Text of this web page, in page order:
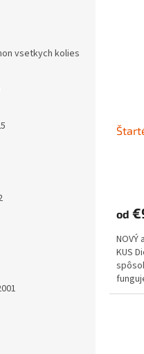
vsetkych kolies
od
NOVÝ
KUS